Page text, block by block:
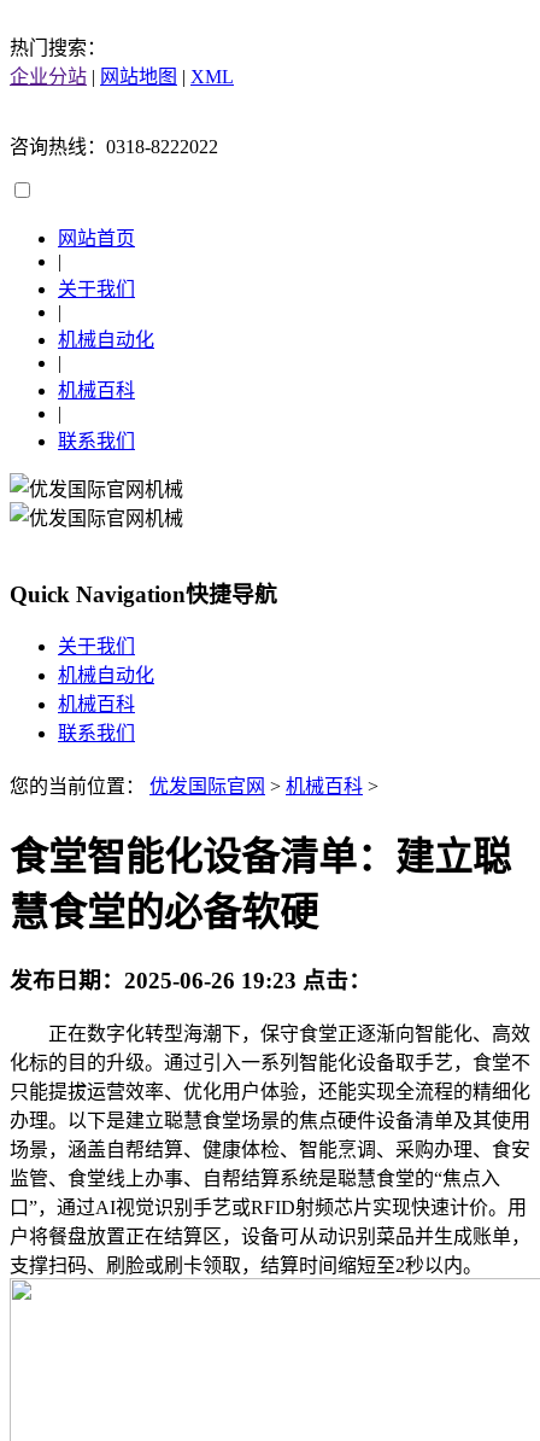
热门搜索：
企业分站 | 网站地图 | XML
咨询热线：0318-8222022
网站首页
|
关于我们
|
机械自动化
|
机械百科
|
联系我们
Quick Navigation快捷导航
关于我们
机械自动化
机械百科
联系我们
您的当前位置： 优发国际官网 > 机械百科 >
食堂智能化设备清单：建立聪
慧食堂的必备软硬
发布日期： 2025-06-26 19:23 点击：
正在数字化转型海潮下，保守食堂正逐渐向智能化、高效
化标的目的升级。通过引入一系列智能化设备取手艺，食堂不
只能提拔运营效率、优化用户体验，还能实现全流程的精细化
办理。以下是建立聪慧食堂场景的焦点硬件设备清单及其使用
场景，涵盖自帮结算、健康体检、智能烹调、采购办理、食安
监管、食堂线上办事、自帮结算系统是聪慧食堂的“焦点入
口”，通过AI视觉识别手艺或RFID射频芯片实现快速计价。用
户将餐盘放置正在结算区，设备可从动识别菜品并生成账单，
支撑扫码、刷脸或刷卡领取，结算时间缩短至2秒以内。